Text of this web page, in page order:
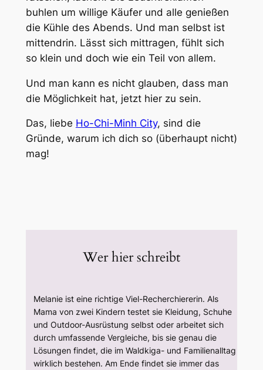
buhlen um willige Käufer und alle genießen
die Kühle des Abends. Und man selbst ist
mittendrin. Lässt sich mittragen, fühlt sich
so klein und doch wie ein Teil von allem.
Und man kann es nicht glauben, dass man
die Möglichkeit hat, jetzt hier zu sein.
Das, liebe Ho-Chi-Minh City, sind die
Gründe, warum ich dich so (überhaupt nicht)
mag!
Wer hier schreibt
Melanie ist eine richtige Viel-Recherchiererin. Als
Mama von zwei Kindern testet sie Kleidung, Schuhe
und Outdoor-Ausrüstung selbst oder arbeitet sich
durch umfassende Vergleiche, bis sie genau die
Lösungen findet, die im Waldkiga- und Familienalltag
wirklich bestehen. Am Ende findet sie immer das